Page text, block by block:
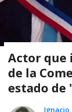
Actor que
de la
estado
Ignacio